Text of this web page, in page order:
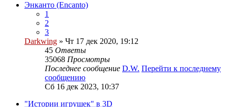
Энканто (Encanto)
1
2
3
Darkwing » Чт 17 дек 2020, 19:12
45 Ответы
35068 Просмотры
Последнее сообщение D.W. Перейти к последнему
сообщению
Сб 16 дек 2023, 10:37
"Истории игрушек" в 3D